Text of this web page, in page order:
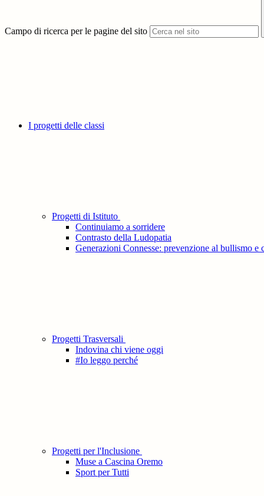
Campo di ricerca per le pagine del sito
I progetti delle classi
Progetti di Istituto
Continuiamo a sorridere
Contrasto della Ludopatia
Generazioni Connesse: prevenzione al bullismo e
Progetti Trasversali
Indovina chi viene oggi
#Io leggo perché
Progetti per l'Inclusione
Muse a Cascina Oremo
Sport per Tutti